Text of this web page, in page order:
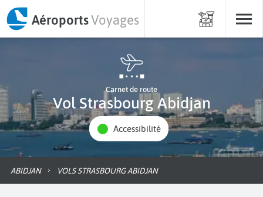
AéroportsVoyages
Carnet de route
Vol Strasbourg Abidjan
Accessibilité
ABIDJAN VOLS STRASBOURG ABIDJAN